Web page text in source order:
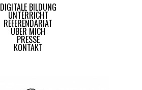
DIGITALE BILDUNG
UNTERRICHT
REFERENDARIAT
ÜBER MICH
PRESSE
KONTAKT